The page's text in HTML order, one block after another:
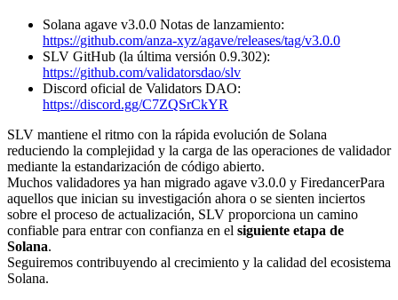
Solana agave v3.0.0 Notas de lanzamiento:
https://github.com/anza-xyz/agave/releases/tag/v3.0.0
SLV GitHub (la última versión 0.9.302):
https://github.com/validatorsdao/slv
Discord oficial de Validators DAO:
https://discord.gg/C7ZQSrCkYR
SLV mantiene el ritmo con la rápida evolución de Solana
reduciendo la complejidad y la carga de las operaciones de validador
mediante la estandarización de código abierto.
Muchos validadores ya han migrado agave v3.0.0 y FiredancerPara
aquellos que inician su investigación ahora o se sienten inciertos
sobre el proceso de actualización, SLV proporciona un camino
confiable para entrar con confianza en el siguiente etapa de
Solana.
Seguiremos contribuyendo al crecimiento y la calidad del ecosistema
Solana.